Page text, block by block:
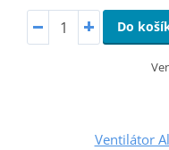
Do
Ventilátor